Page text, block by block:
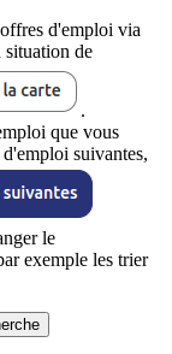
d'emploi via
situation de
.
que vous
suivantes,
le
exemple les trier